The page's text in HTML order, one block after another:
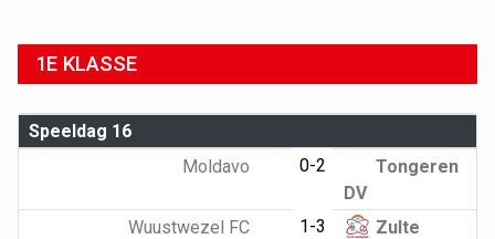
1E KLASSE
Speeldag 16
Moldavo
0-2
Tongeren
DV
Wuustwezel FC
1-3
Zulte